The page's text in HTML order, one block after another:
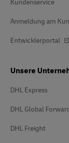
Kundenservice
Anmeldung am
Entwicklerportal
Unsere
DHL Express
DHL Global
DHL Freight